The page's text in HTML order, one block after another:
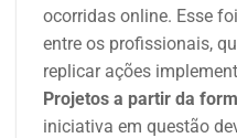
ocorridas online. Esse
entre os profissionais,
replicar ações
Projetos a partir da
iniciativa em questão